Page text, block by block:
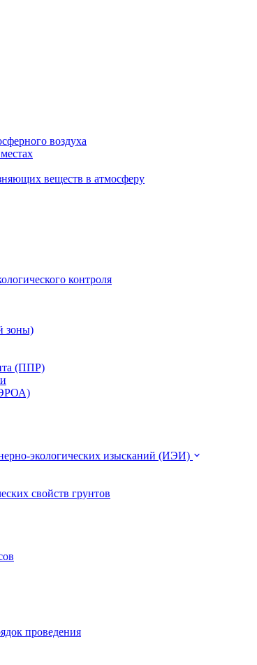
воздуха
веществ в атмосферу
контроля
зоны)
(ППР)
экологических изысканий (ИЭИ)
свойств грунтов
проведения